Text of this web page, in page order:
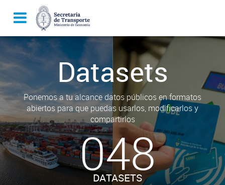
Datasets
Ponemos a tu alcance datos públicos en formatos
abiertos para que puedas usarlos, modificarlos y
compartirlos
048
DATASETS